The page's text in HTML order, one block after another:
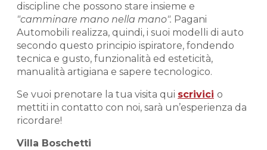
discipline che possono stare insieme e
"camminare mano nella mano". Pagani
Automobili realizza, quindi, i suoi modelli di auto
secondo questo principio ispiratore, fondendo
tecnica e gusto, funzionalità ed esteticità,
manualità artigiana e sapere tecnologico.
Se vuoi prenotare la tua visita qui scrivici o
mettiti in contatto con noi, sarà un’esperienza da
ricordare!
Villa Boschetti